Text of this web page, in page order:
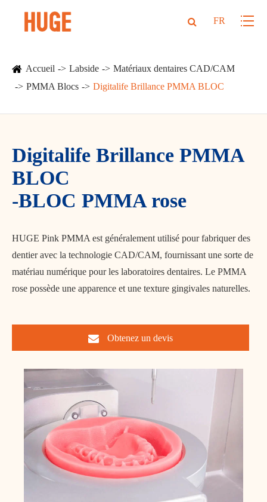
FR
Accueil Labside
Matériaux dentaires CAD/CAM
PMMA Blocs
Digitalife Brillance PMMA BLOC
Digitalife Brillance PMMA
BLOC
-BLOC PMMA rose
HUGE Pink PMMA est généralement utilisé pour fabriquer des
dentier avec la technologie CAD/CAM, fournissant une sorte de
matériau numérique pour les laboratoires dentaires. Le PMMA
rose possède une apparence et une texture gingivales naturelles.
Obtenez un devis